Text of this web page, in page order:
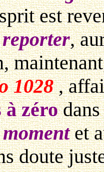
est
,
1028,
à zéro
et
doute